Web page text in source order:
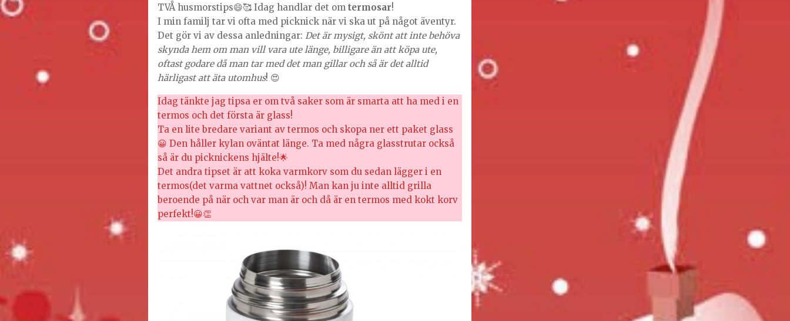
TVÅ husmorstips😄🥰 Idag handlar det om termosar!
I min familj tar vi ofta med picknick när vi ska ut på något äventyr.
Det gör vi av dessa anledningar: Det är mysigt, skönt att inte behöva
skynda hem om man vill vara ute länge, billigare än att köpa ute,
oftast godare då man tar med det man gillar och så är det alltid
härligast att äta utomhus! 😍
Idag tänkte jag tipsa er om två saker som är smarta att ha med i en
termos och det första är glass!
Ta en lite bredare variant av termos och skopa ner ett paket glass
😀 Den håller kylan oväntat länge. Ta med några glasstrutar också
så är du picknickens hjälte!🌟
Det andra tipset är att koka varmkorv som du sedan lägger i en
termos(det varma vattnet också)! Man kan ju inte alltid grilla
beroende på när och var man är och då är en termos med kokt korv
perfekt!😀👏